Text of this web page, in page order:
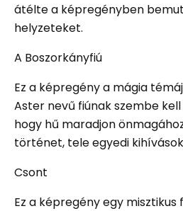
átélte a képregényben
helyzeteket.
A Boszorkányfiú
Ez a képregény a mágia
Aster nevű fiúnak szembe
hogy hű maradjon
történet, tele egyedi
Csont
Ez a képregény egy